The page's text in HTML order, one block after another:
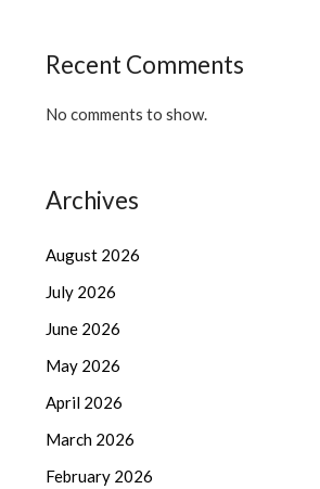
Recent Comments
No comments to show.
Archives
August 2026
July 2026
June 2026
May 2026
April 2026
March 2026
February 2026